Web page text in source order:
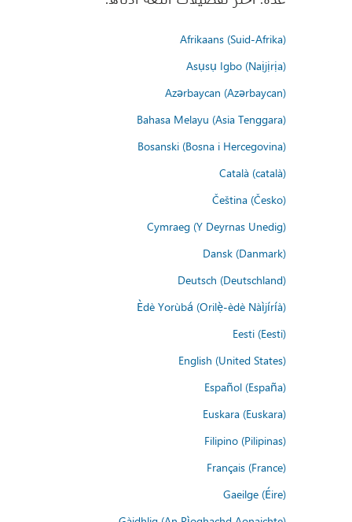
Afrikaans (Suid-Afrika)
Asụsụ Igbo (Naịjịrịa)
Azərbaycan (Azərbaycan)
Bahasa Melayu (Asia Tenggara)
Bosanski (Bosna i Hercegovina)
Català (català)
Čeština (Česko)
Cymraeg (Y Deyrnas Unedig)
Dansk (Danmark)
Deutsch (Deutschland)
Èdè Yorùbá (Orilẹ̀-èdè Nàìjíríà)
Eesti (Eesti)
English (United States)
Español (España)
Euskara (Euskara)
Filipino (Pilipinas)
Français (France)
Gaeilge (Éire)